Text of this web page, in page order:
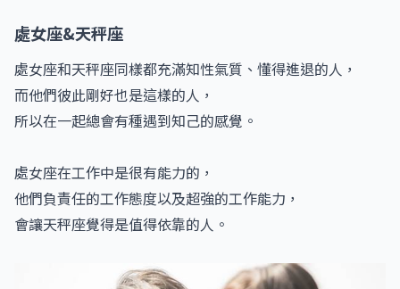
處女座&天秤座
處女座和天秤座同樣都充滿知性氣質、懂得進退的人，
而他們彼此剛好也是這樣的人，
所以在一起總會有種遇到知己的感覺。
處女座在工作中是很有能力的，
他們負責任的工作態度以及超強的工作能力，
會讓天秤座覺得是值得依靠的人。